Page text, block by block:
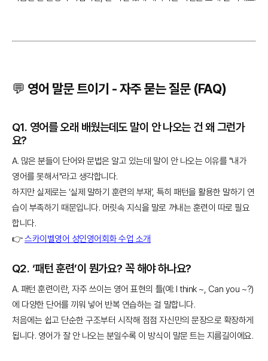
💬 영어 말문 트이기 - 자주 묻는 질문 (FAQ)
Q1. 영어를 오래 배웠는데도 말이 안 나오는 건 왜 그런가
요?
A. 많은 분들이 단어와 문법은 알고 있는데 말이 안 나오는 이유를 "내가
영어를 못해서"라고 생각합니다.
하지만 실제로는 ‘실제 말하기 훈련의 부재’, 특히 패턴을 활용한 말하기 연
습이 부족하기 때문입니다. 머릿속 지식을 말로 꺼내는 훈련이 따로 필요
합니다.
👉스카이벨영어 성인영어회화 수업 소개
Q2. ‘패턴 훈련’이 뭔가요? 꼭 해야 하나요?
A. 패턴 훈련이란, 자주 쓰이는 영어 표현의 틀(예: I think ~, Can you ~?)
에 다양한 단어를 끼워 넣어 반복 연습하는 걸 말합니다.
처음에는 쉽고 단순한 구조부터 시작해 점점 자신만의 문장으로 확장하게
됩니다. 영어가 잘 안 나오는 분일수록 이 방식이 말문 트는 지름길이에요.